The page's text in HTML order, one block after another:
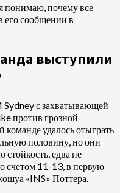
понимаю, почему все
сообщении в
выступили
Sydney с захватывающей
против грозной
удалось отыграть
половину, но они
едва не
счетом 11-13, в первую
«⁠INS⁠» Поттера.